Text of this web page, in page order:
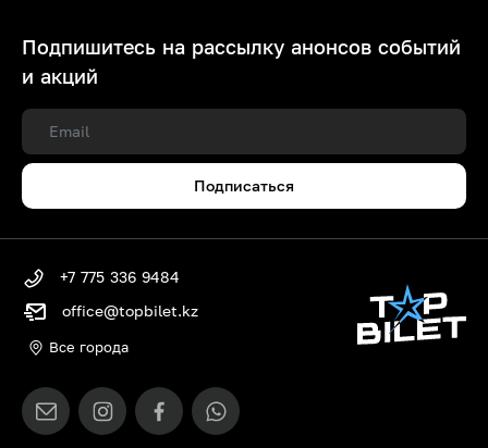
Подпишитесь на рассылку анонсов событий
и акций
Подписаться
+7 775 336 9484
office@topbilet.kz
Все города